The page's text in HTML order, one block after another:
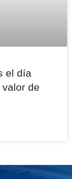
el día
de